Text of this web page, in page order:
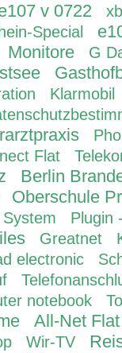
v 0722
Special
Monitore G
Klarmobil
Flat
Berlin
Oberschule
Plugin
Greatnet
electronic
notebook
All-Net Flat
Wir-TV